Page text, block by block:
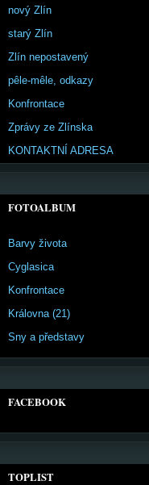
nový Zlín
starý Zlín
Zlín nepostavený
pêle-mêle, odkazy
Konfrontace
Zprávy ze Zlínska
KONTAKTNÍ ADRESA
FOTOALBUM
Barvy života
Cyglasica
Konfrontace
Královna (21)
Sny a představy
FACEBOOK
TOPLIST